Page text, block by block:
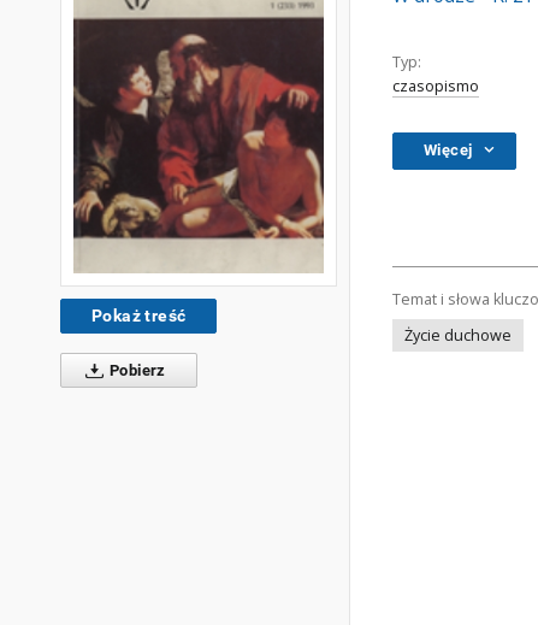
Pokaż treść
Pobierz
Typ:
czasopismo
Więcej
Temat i słowa
Życie duchowe